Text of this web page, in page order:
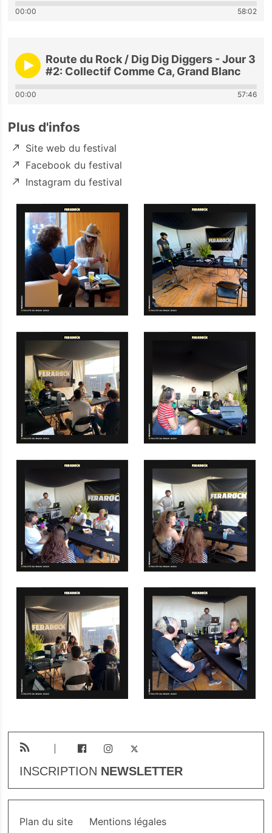
00:00 58:02
Route du Rock / Dig Dig Diggers - Jour 3
#2: Collectif Comme Ca, Grand Blanc
00:00 57:46
Plus d'infos
Site web du festival
Facebook du festival
Instagram du festival
INSCRIPTION NEWSLETTER
Plan du site
Mentions légales